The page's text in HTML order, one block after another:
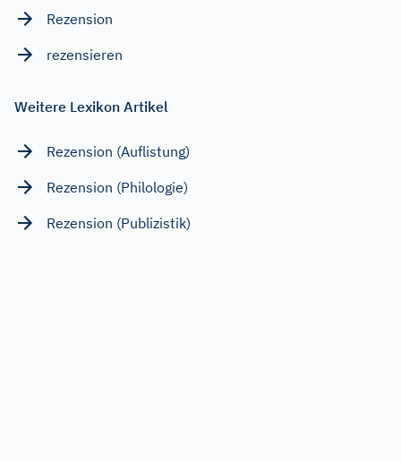
Rezension
rezensieren
Weitere Lexikon Artikel
Rezension (Auflistung)
Rezension (Philologie)
Rezension (Publizistik)